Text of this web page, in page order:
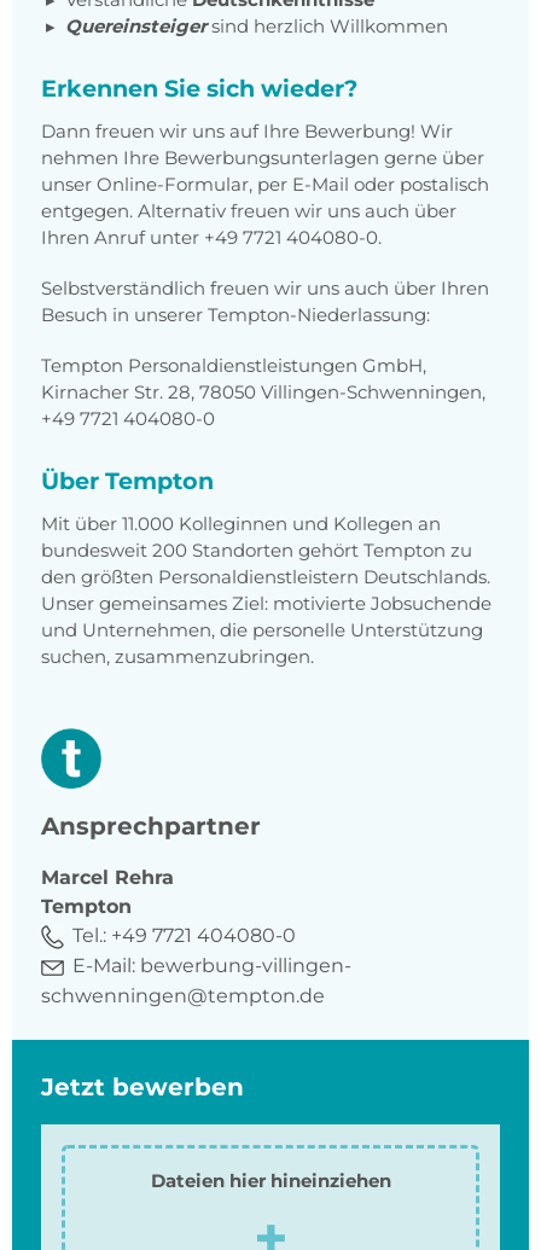
Quereinsteigersind herzlich Willkommen
Erkennen Sie sich wieder?
Dann freuen wir uns auf Ihre Bewerbung! Wir
nehmen Ihre Bewerbungsunterlagen gerne über
unser Online-Formular, per E-Mail oder postalisch
entgegen. Alternativ freuen wir uns auch über
Ihren Anruf unter +49 7721 404080-0.
Selbstverständlich freuen wir uns auch über Ihren
Besuch in unserer Tempton-Niederlassung:
Tempton Personaldienstleistungen GmbH,
Kirnacher Str. 28, 78050 Villingen-Schwenningen,
+49 7721 404080-0
Über Tempton
Mit über 11.000 Kolleginnen und Kollegen an
bundesweit 200 Standorten gehört Tempton zu
den größten Personaldienstleistern Deutschlands.
Unser gemeinsames Ziel: motivierte Jobsuchende
und Unternehmen, die personelle Unterstützung
suchen, zusammenzubringen.
Ansprechpartner
Marcel Rehra
Tempton
Tel.: +49 7721 404080-0
E-Mail: bewerbung-villingen-
schwenningen@tempton.de
Jetzt bewerben
Dateien hier hineinziehen